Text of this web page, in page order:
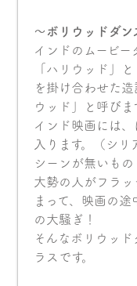
〜ボリウッドダン
インドのムービー
「ハリウッド」
を掛け合わせた
ウッド」と呼びま
インド映画には
入ります。（シ
シーンが無いもの
大勢の人がフラ
まって、映画の
の大騒ぎ！
そんなボリウッ
ラスです。